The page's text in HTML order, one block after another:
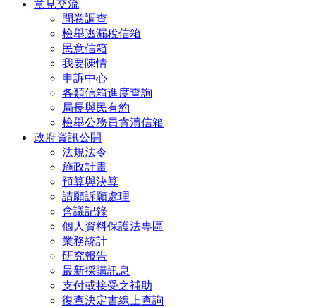
意見交流
問卷調查
檢舉逃漏稅信箱
民意信箱
我要陳情
申訴中心
各類信箱進度查詢
局長與民有約
檢舉公務員貪瀆信箱
政府資訊公開
法規法令
施政計畫
預算與決算
請願訴願處理
會議記錄
個人資料保護法專區
業務統計
研究報告
最新採購訊息
支付或接受之補助
復查決定書線上查詢